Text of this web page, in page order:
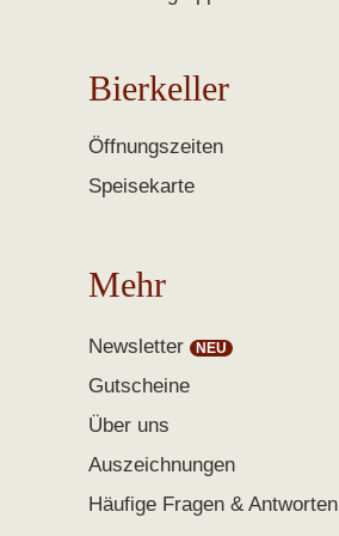
Bierkeller
Öffnungszeiten
Speisekarte
Mehr
Newsletter
Gutscheine
Über uns
Auszeichnungen
Häufige Fragen & Antworten